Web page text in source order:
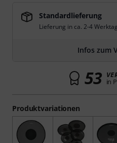
Produktvariationen
Standardlieferung
Lieferung in ca. 2-4
Infos zum
53 in